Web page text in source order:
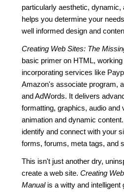
particularly aesthetic, dynamic,
helps you determine your
well informed design and
Creating Web Sites: The
basic primer on HTML,
incorporating services like
Amazon's associate program,
and AdWords. It delivers
formatting, graphics, audio and
animation and dynamic
identify and connect with your
forms, forums, meta tags, and
This isn't just another dry,
create a web site. Creating
Manualis a witty and intelligent